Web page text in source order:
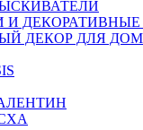
И
ДЕКОР ДЛЯ